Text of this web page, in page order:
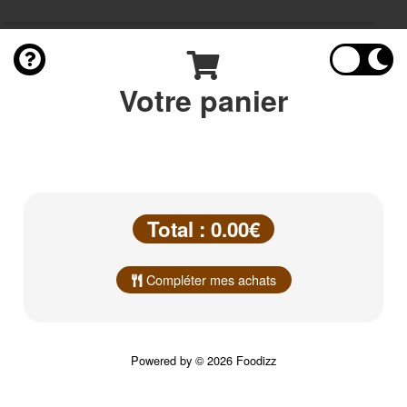
Votre panier
Total : 0.00€
Compléter mes achats
Powered by © 2026 Foodizz